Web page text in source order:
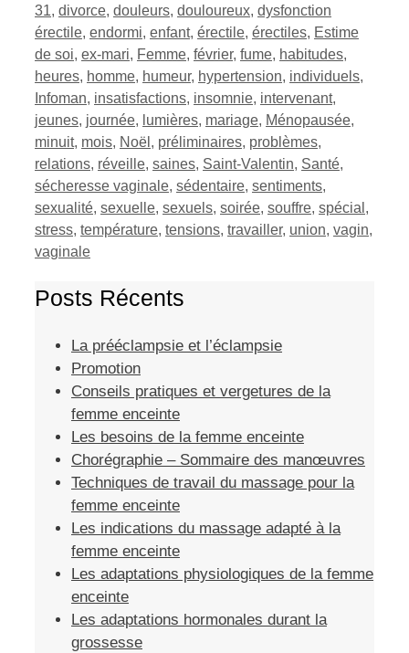
31, divorce, douleurs, douloureux, dysfonction
érectile, endormi, enfant, érectile, érectiles, Estime
de soi, ex-mari, Femme, février, fume, habitudes,
heures, homme, humeur, hypertension, individuels,
Infoman, insatisfactions, insomnie, intervenant,
jeunes, journée, lumières, mariage, Ménopausée,
minuit, mois, Noël , préliminaires, problèmes,
relations, réveille, saines, Saint-Valentin, Santé,
sécheresse vaginale, sédentaire, sentiments,
sexualité, sexuelle, sexuels, soirée, souffre, spécial ,
stress, température, tensions, travailler, union, vagin,
vaginale
Posts Récents
La prééclampsie et l’éclampsie
Promotion
Conseils pratiques et vergetures de la
femme enceinte
Les besoins de la femme enceinte
Chorégraphie – Sommaire des manœuvres
Techniques de travail du massage pour la
femme enceinte
Les indications du massage adapté à la
femme enceinte
Les adaptations physiologiques de la femme
enceinte
Les adaptations hormonales durant la
grossesse